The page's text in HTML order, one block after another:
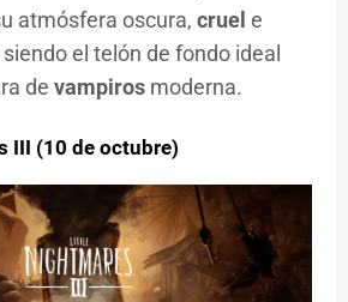
atmósfera oscura, cruel e
el telón de fondo ideal
de vampiros moderna.
III (10 de octubre)